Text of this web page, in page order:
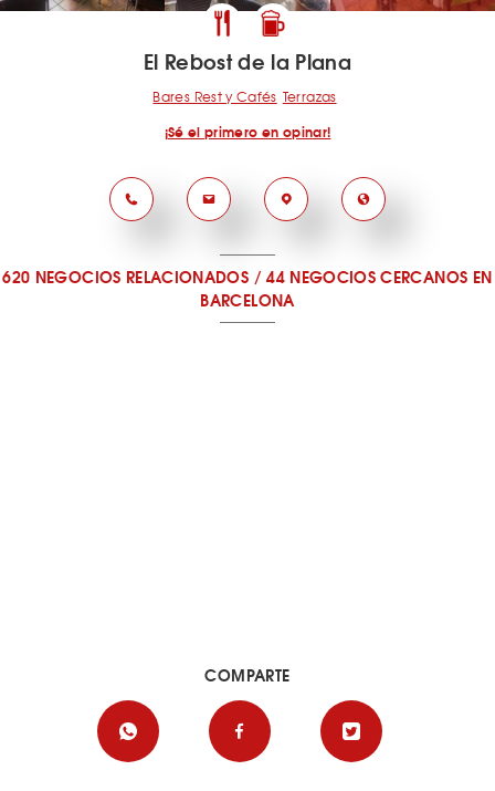
El Rebost de la Plana
Bares Rest y Cafés Terrazas
¡Sé el primero en opinar!
620 NEGOCIOS RELACIONADOS /44 NEGOCIOS CERCANOS EN
BARCELONA
COMPARTE